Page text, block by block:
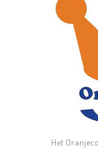
Het